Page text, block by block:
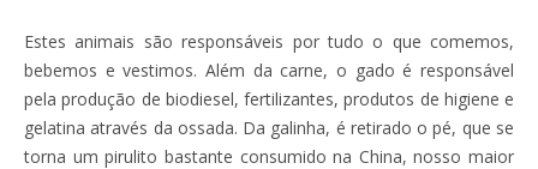
Estes animais são responsáveis por tudo o que comemos,
bebemos e vestimos. Além da carne, o gado é responsável
pela produção de biodiesel, fertilizantes, produtos de higiene e
gelatina através da ossada. Da galinha, é retirado o pé, que se
torna um pirulito bastante consumido na China, nosso maior